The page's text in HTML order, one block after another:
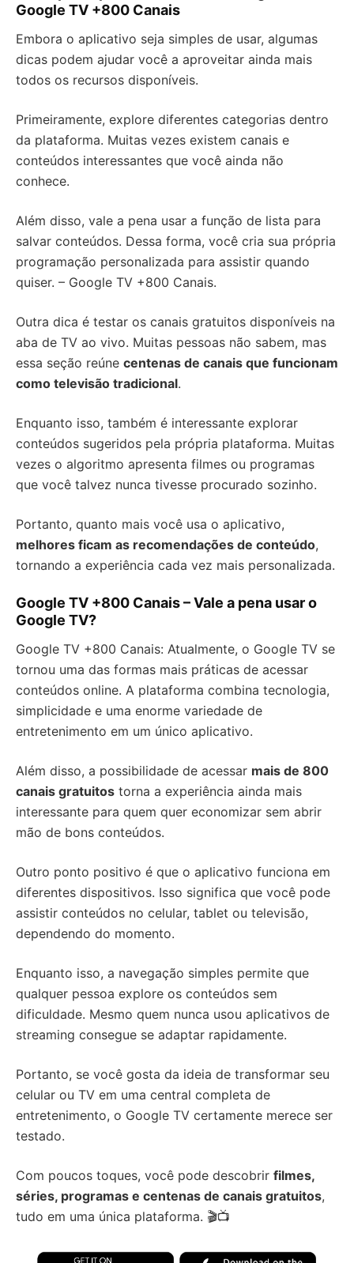
Google TV +800 Canais
Embora o aplicativo seja simples de usar, algumas
dicas podem ajudar você a aproveitar ainda mais
todos os recursos disponíveis.
Primeiramente, explore diferentes categorias dentro
da plataforma. Muitas vezes existem canais e
conteúdos interessantes que você ainda não
conhece.
Além disso, vale a pena usar a função de lista para
salvar conteúdos. Dessa forma, você cria sua própria
programação personalizada para assistir quando
quiser. – Google TV +800 Canais.
Outra dica é testar os canais gratuitos disponíveis na
aba de TV ao vivo. Muitas pessoas não sabem, mas
essa seção reúne centenas de canais que funcionam
como televisão tradicional.
Enquanto isso, também é interessante explorar
conteúdos sugeridos pela própria plataforma. Muitas
vezes o algoritmo apresenta filmes ou programas
que você talvez nunca tivesse procurado sozinho.
Portanto, quanto mais você usa o aplicativo,
melhores ficam as recomendações de conteúdo,
tornando a experiência cada vez mais personalizada.
Google TV +800 Canais – Vale a pena usar o
Google TV?
Google TV +800 Canais: Atualmente, o Google TV se
tornou uma das formas mais práticas de acessar
conteúdos online. A plataforma combina tecnologia,
simplicidade e uma enorme variedade de
entretenimento em um único aplicativo.
Além disso, a possibilidade de acessar mais de 800
canais gratuitos torna a experiência ainda mais
interessante para quem quer economizar sem abrir
mão de bons conteúdos.
Outro ponto positivo é que o aplicativo funciona em
diferentes dispositivos. Isso significa que você pode
assistir conteúdos no celular, tablet ou televisão,
dependendo do momento.
Enquanto isso, a navegação simples permite que
qualquer pessoa explore os conteúdos sem
dificuldade. Mesmo quem nunca usou aplicativos de
streaming consegue se adaptar rapidamente.
Portanto, se você gosta da ideia de transformar seu
celular ou TV em uma central completa de
entretenimento, o Google TV certamente merece ser
testado.
Com poucos toques, você pode descobrir filmes,
séries, programas e centenas de canais gratuitos,
tudo em uma única plataforma. 🎬📺